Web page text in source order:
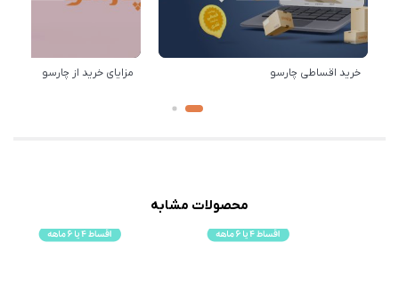
خرید اقساطی چارسو مزایای خرید از چارسو
محصولات مشابه